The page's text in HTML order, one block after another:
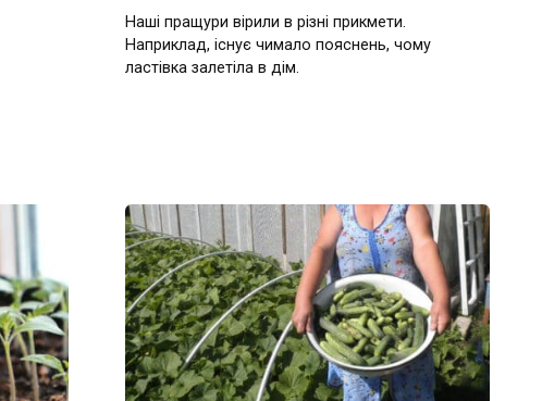
Наші пращури вірили в різні прикмети.
Наприклад, існує чимало пояснень, чому
ластівка залетіла в дім.